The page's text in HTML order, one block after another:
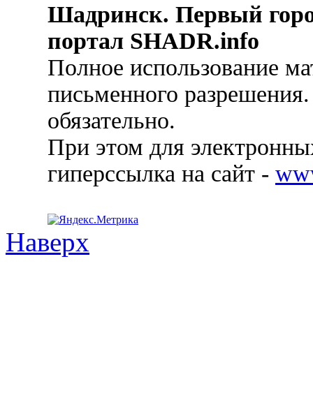
Шадринск. Первый
портал SHADR.info
Полное использование
письменного
обязательно.
При этом для
гиперссылка на сайт -
Наверх